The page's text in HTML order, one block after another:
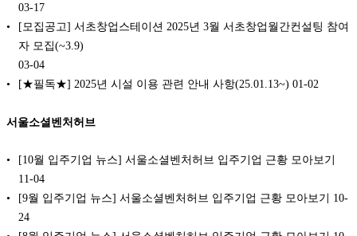
03-17
[모집공고] 서초창업스테이션 2025년 3월 서초창업월간컨설팅 참여
자 모집(~3.9)
03-04
[★필독★] 2025년 시설 이용 관련 안내 사항(25.01.13~) 01-02
서울소셜벤처허브
[10월 입주기업 뉴스] 서울소셜벤처허브 입주기업 근황 모아보기
11-04
[9월 입주기업 뉴스] 서울소셜벤처허브 입주기업 근황 모아보기 10-
24